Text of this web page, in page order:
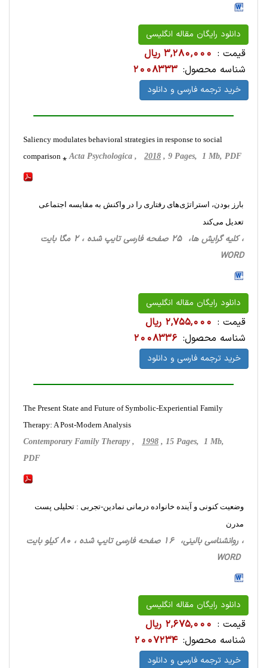
دانلود رایگان مقاله انگلیسی
قیمت : 3,280,000 ریال
شناسه محصول: 2008333
خرید ترجمه فارسی و دانلود
Saliency modulates behavioral strategies in response to social
comparison ⁎ Acta Psychologica , 2018 , 9 Pages, 1 Mb, PDF
بارز بودن، استراتژی‌های رفتاری را در واکنش به مقایسه اجتماعی
تعدیل می‌کند
، کلیه گرایش ها، 25 صفحه فارسی تایپ شده ، 2 مگا بایت
WORD
دانلود رایگان مقاله انگلیسی
قیمت : 2,755,000 ریال
شناسه محصول: 2008336
خرید ترجمه فارسی و دانلود
The Present State and Future of Symbolic-Experiential Family
Therapy: A Post-Modern Analysis
Contemporary Family Therapy , 1998 , 15 Pages, 1 Mb,
PDF
وضعیت کنونی و آینده خانواده درمانی نمادین-تجربی : تحلیلی پست
مدرن
، روانشناسی ‌بالینی، 16 صفحه فارسی تایپ شده ، 80 کیلو بایت
WORD
دانلود رایگان مقاله انگلیسی
قیمت : 2,675,000 ریال
شناسه محصول: 2007234
خرید ترجمه فارسی و دانلود